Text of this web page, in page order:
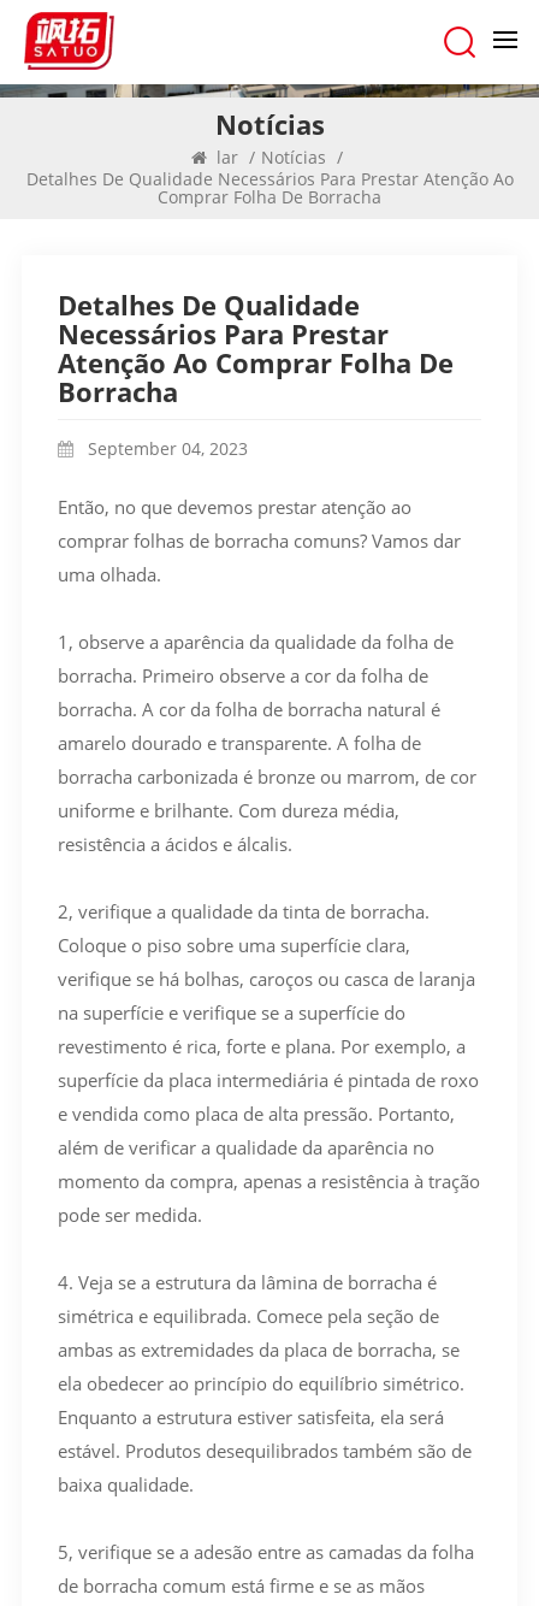
Notícias
lar / Notícias /
Detalhes De Qualidade Necessários Para Prestar Atenção Ao
Comprar Folha De Borracha
Detalhes De Qualidade
Necessários Para Prestar
Atenção Ao Comprar Folha De
Borracha
September 04, 2023
Então, no que devemos prestar atenção ao
comprar folhas de borracha comuns? Vamos dar
uma olhada.
1, observe a aparência da qualidade da folha de
borracha. Primeiro observe a cor da folha de
borracha. A cor da folha de borracha natural é
amarelo dourado e transparente. A folha de
borracha carbonizada é bronze ou marrom, de cor
uniforme e brilhante. Com dureza média,
resistência a ácidos e álcalis.
2, verifique a qualidade da tinta de borracha.
Coloque o piso sobre uma superfície clara,
verifique se há bolhas, caroços ou casca de laranja
na superfície e verifique se a superfície do
revestimento é rica, forte e plana. Por exemplo, a
superfície da placa intermediária é pintada de roxo
e vendida como placa de alta pressão. Portanto,
além de verificar a qualidade da aparência no
momento da compra, apenas a resistência à tração
pode ser medida.
4. Veja se a estrutura da lâmina de borracha é
simétrica e equilibrada. Comece pela seção de
ambas as extremidades da placa de borracha, se
ela obedecer ao princípio do equilíbrio simétrico.
Enquanto a estrutura estiver satisfeita, ela será
estável. Produtos desequilibrados também são de
baixa qualidade.
5, verifique se a adesão entre as camadas da folha
de borracha comum está firme e se as mãos